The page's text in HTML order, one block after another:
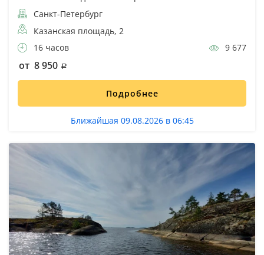
Санкт-Петербург
Казанская площадь, 2
16 часов
9 677
от 8 950
Подробнее
Ближайшая 09.08.2026 в 06:45